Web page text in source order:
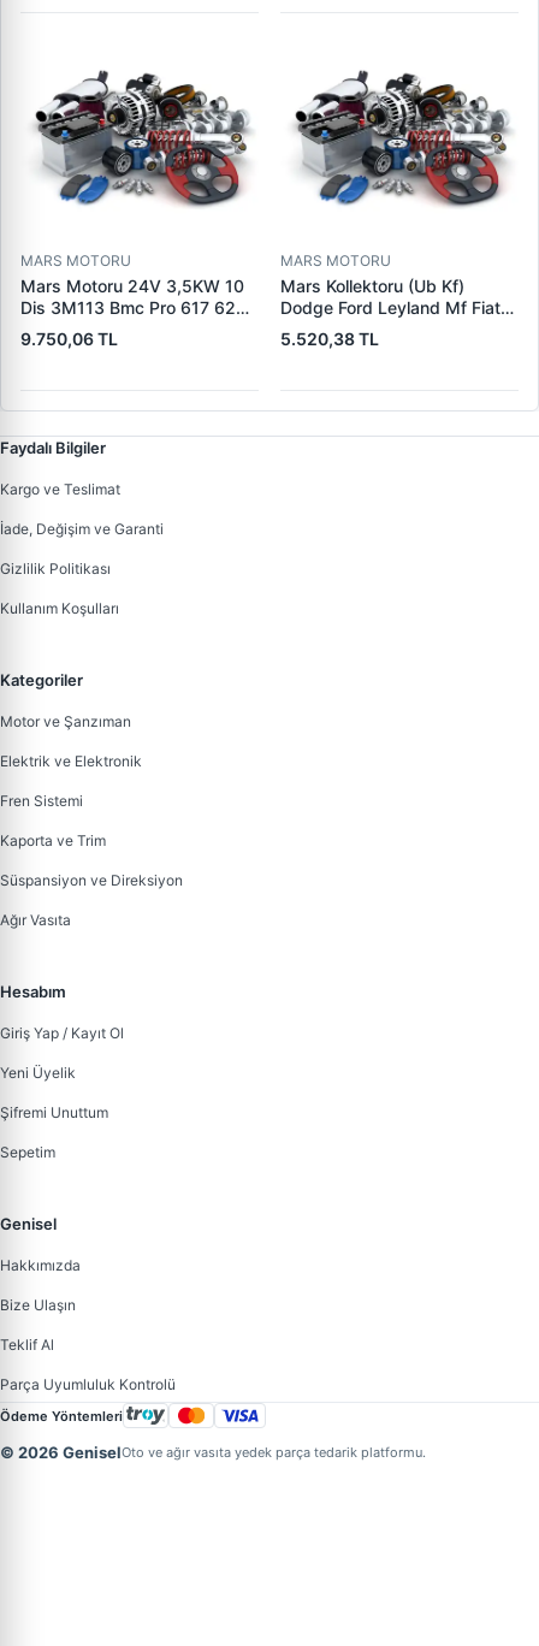
5L8Z11000AC) | PARS PRS-
MARS MOTORU
Mars Motoru 24V 3,5KW 10
Dis 3M113 Bmc Pro 617 620
(619 240 36 619 240 46
Yerine) | LUCAS 619 241 46
9.750,06 TL
MARS MOTORU
Mars Kollektoru (Ub Kf)
Dodge Ford Leyland Mf Fiat
Trans | MAKO 72313941 |
OEM 72313941
5.520,38 TL
Faydalı Bilgiler
Kargo ve Teslimat
İade, Değişim ve Garanti
Gizlilik Politikası
Kullanım Koşulları
Kategoriler
Motor ve Şanzıman
Elektrik ve Elektronik
Fren Sistemi
Kaporta ve Trim
Süspansiyon ve Direksiyon
Ağır Vasıta
Hesabım
Giriş Yap / Kayıt Ol
Yeni Üyelik
Şifremi Unuttum
Sepetim
Genisel
Hakkımızda
Bize Ulaşın
Teklif Al
Parça Uyumluluk Kontrolü
Ödeme Yöntemleri
© 2026 GeniselOto ve ağır vasıta yedek parça tedarik platformu.